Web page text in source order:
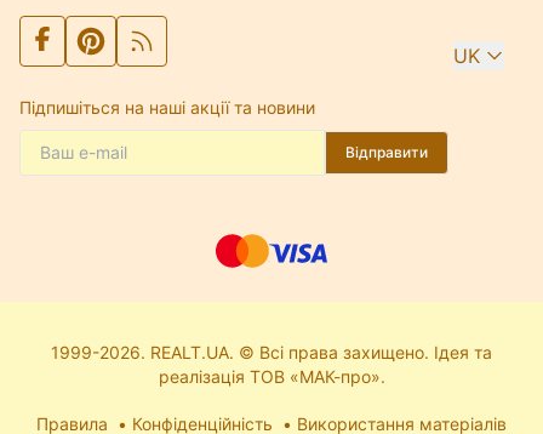
UK
Підпишіться на наші акції та новини
Відправити
1999-2026. REALT.UA. © Всі права захищено. Ідея та
реалізація ТОВ «МАК-про».
Правила Конфіденційність Використання матеріалів